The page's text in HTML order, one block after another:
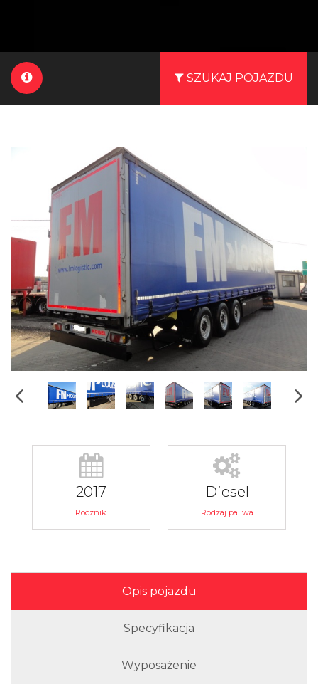
SZUKAJ POJAZDU
2017
Rocznik
Diesel
Rodzaj paliwa
Opis pojazdu
Specyfikacja
Wyposażenie